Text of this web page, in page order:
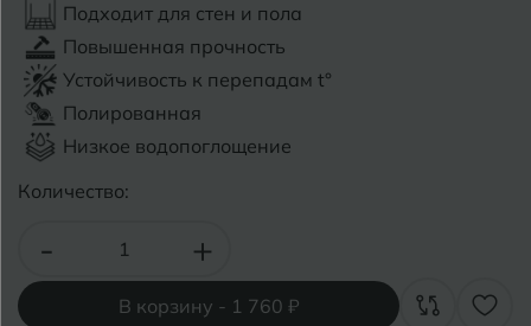
Подходит для стен и пола
Повышенная прочность
Устойчивость к перепадам t°
Полированная
Низкое водопоглощение
Количество:
- +
В корзину - 1 760 ₽
Бугуруслан
В Великий Новгород
Владимир
Волгоград
Волгодонск
Вологда